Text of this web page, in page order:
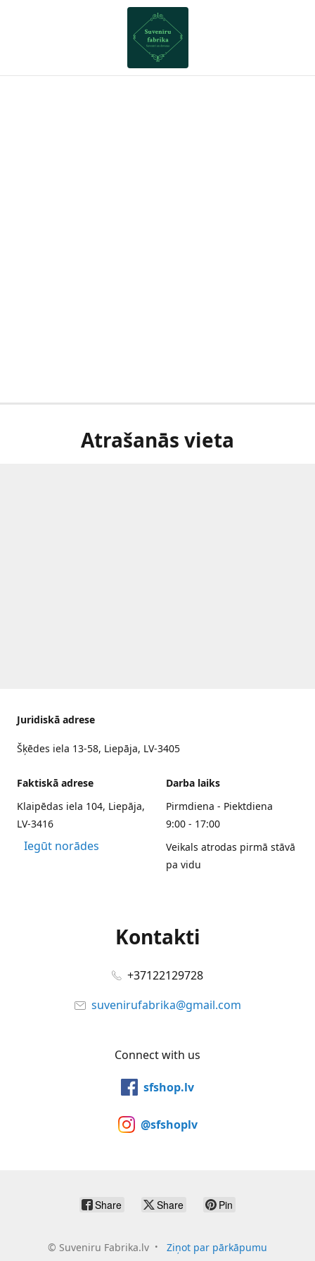
Atrašanās vieta
Juridiskā adrese
Šķēdes iela 13-58, Liepāja, LV-3405
Faktiskā adrese
Klaipēdas iela 104, Liepāja,
LV-3416
Iegūt norādes
Darba laiks
Pirmdiena - Piektdiena
9:00 - 17:00
Veikals atrodas pirmā stāvā
pa vidu
Kontakti
+37122129728
suvenirufabrika@gmail.com
Connect with us
sfshop.lv
@sfshoplv
Share Share Pin
© Suveniru Fabrika.lv Ziņot par pārkāpumu